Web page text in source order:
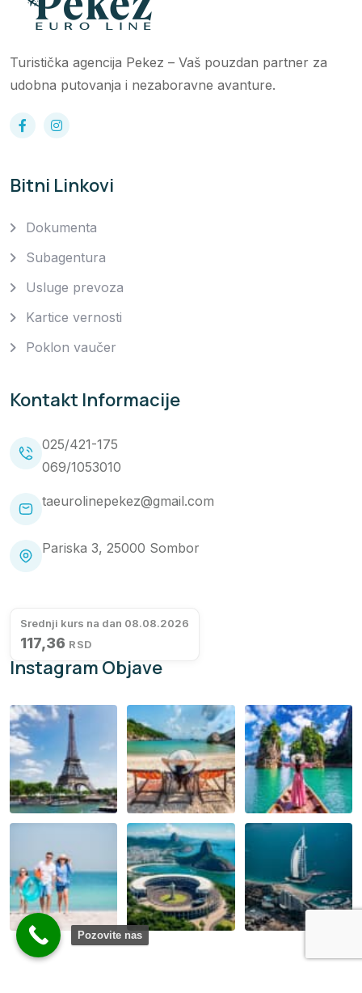
Turistička agencija Pekez – Vaš pouzdan partner za
udobna putovanja i nezaboravne avanture.
Bitni Linkovi
Dokumenta
Subagentura
Usluge prevoza
Kartice vernosti
Poklon vaučer
Kontakt Informacije
025/421-175
069/1053010
taeurolinepekez@gmail.com
Pariska 3, 25000 Sombor
Srednji kurs na dan 08.08.2026
117,36 RSD
Instagram Objave
Pozovite nas